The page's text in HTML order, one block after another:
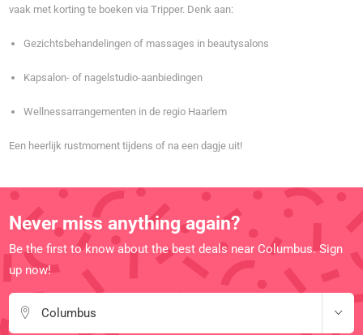
vaak met korting te boeken via Tripper. Denk aan:
Gezichtsbehandelingen of massages in beautysalons
Kapsalon- of nagelstudio-aanbiedingen
Wellnessarrangementen in de regio Haarlem
Een heerlijk rustmoment tijdens of na een dagje uit!
Never miss anything again?
Be the first to know about the best deals near Columbus. Sign
up now!
Columbus